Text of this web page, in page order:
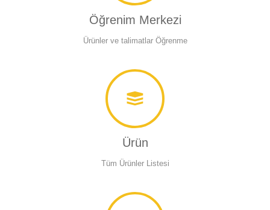
Öğrenim Merkezi
Ürünler ve talimatlar Öğrenme
Ürün
Tüm Ürünler Listesi